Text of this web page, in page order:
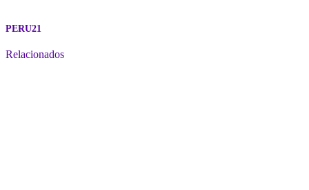
PERU21
Relacionados